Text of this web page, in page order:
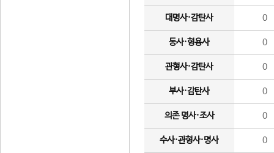
대명사·감탄사 0
동사·형용사 0
관형사·감탄사 0
부사·감탄사 0
의존 명사·조사 0
수사·관형사·명사 0